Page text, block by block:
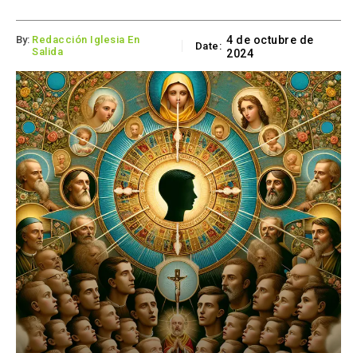
By: Redacción Iglesia En
Salida
Date: 4 de octubre de
2024